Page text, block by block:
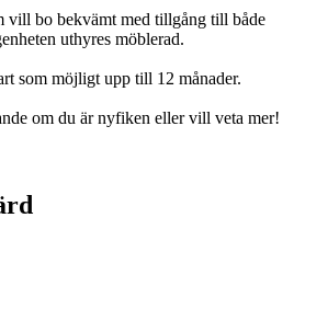
vill bo bekvämt med tillgång till både
uthyres möblerad.
som möjligt upp till 12 månader.
om du är nyfiken eller vill veta mer!